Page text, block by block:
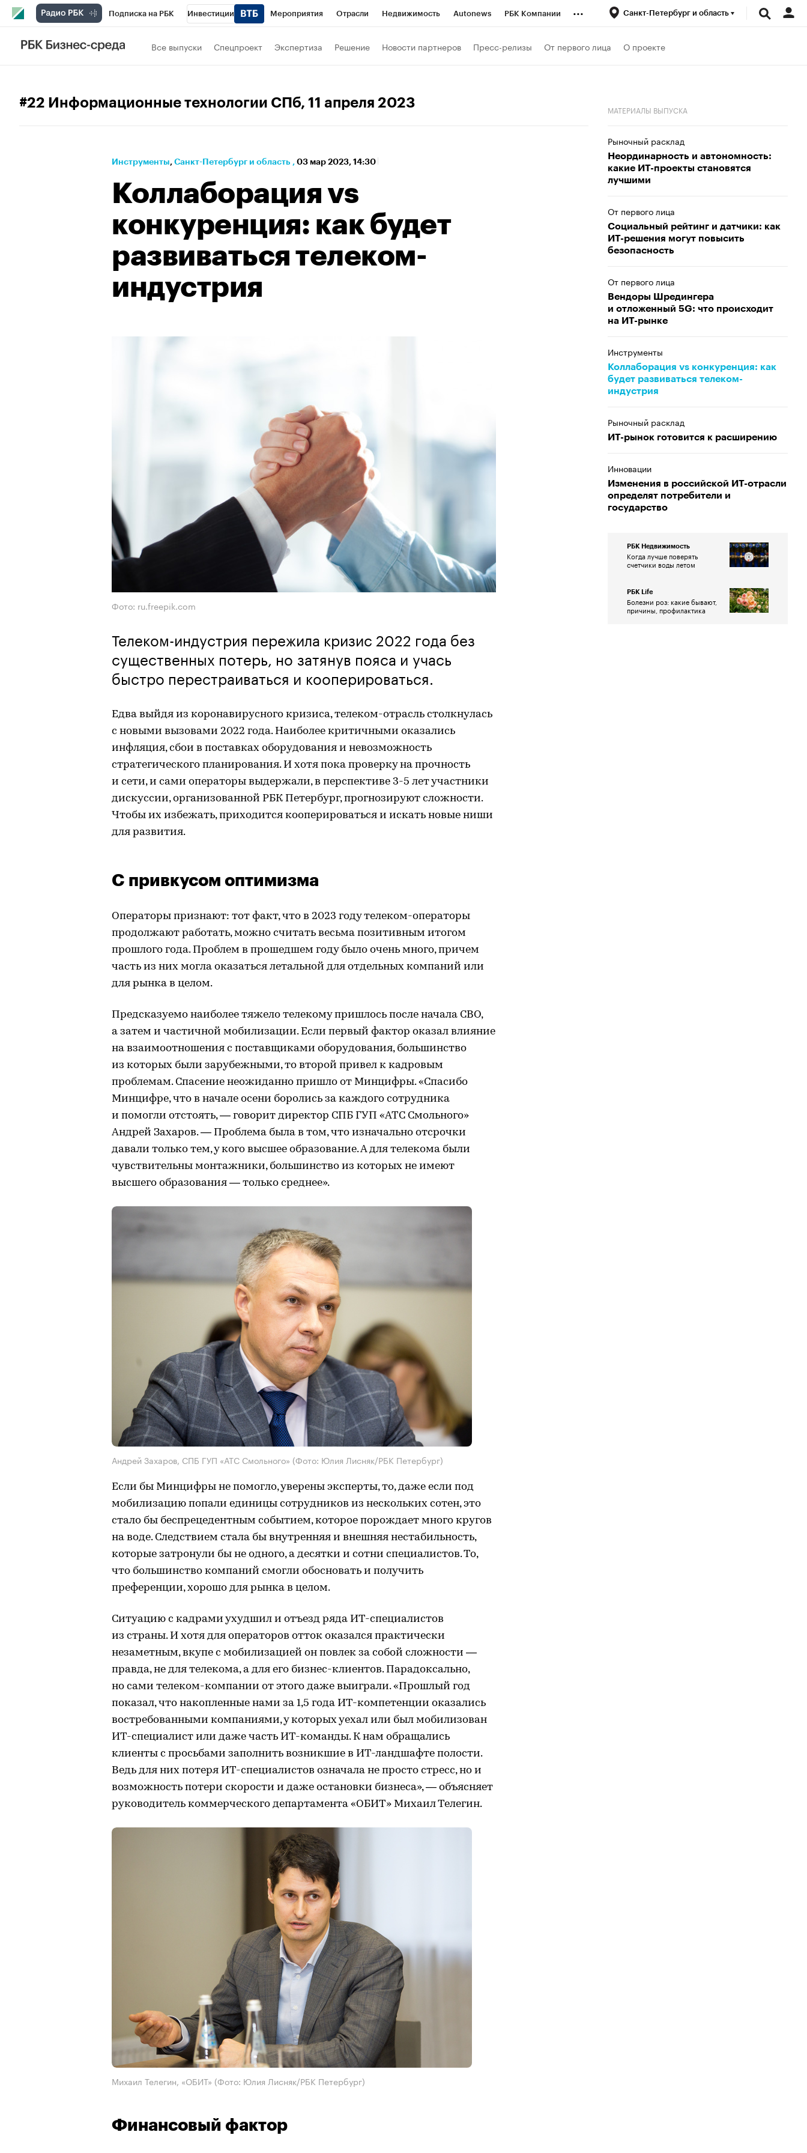
Подписка на РБК Инвестиции Мероприятия Отрасли Недвижимость Autonews РБК Компании
Телеканал
Франшизы
... Санкт-Петербург и область
Все выпуски Спецпроект Экспертиза Решение Новости партнеров Пресс-релизы От первого лица О проекте
#22 Информационные технологии СПб, 11 апреля 2023
Инструменты⁠, Санкт-Петербург и область , 03 мар 2023, 14:30
Коллаборация vs
конкуренция: как будет
развиваться телеком-
индустрия
Фото: ru.freepik.com
Телеком-индустрия пережила кризис 2022 года без
существенных потерь, но затянув пояса и учась
быстро перестраиваться и кооперироваться.
Едва выйдя из коронавирусного кризиса, телеком-отрасль столкнулась
с новыми вызовами 2022 года. Наиболее критичными оказались
инфляция, сбои в поставках оборудования и невозможность
стратегического планирования. И хотя пока проверку на прочность
и сети, и сами операторы выдержали, в перспективе 3-5 лет участники
дискуссии, организованной РБК Петербург, прогнозируют сложности.
Чтобы их избежать, приходится кооперироваться и искать новые ниши
для развития.
С привкусом оптимизма
Операторы признают: тот факт, что в 2023 году телеком-операторы
продолжают работать, можно считать весьма позитивным итогом
прошлого года. Проблем в прошедшем году было очень много, причем
часть из них могла оказаться летальной для отдельных компаний или
для рынка в целом.
Предсказуемо наиболее тяжело телекому пришлось после начала СВО,
а затем и частичной мобилизации. Если первый фактор оказал влияние
на взаимоотношения с поставщиками оборудования, большинство
из которых были зарубежными, то второй привел к кадровым
проблемам. Спасение неожиданно пришло от Минцифры. «Спасибо
Минцифре, что в начале осени боролись за каждого сотрудника
и помогли отстоять, — говорит директор СПБ ГУП «АТС Смольного»
Андрей Захаров. — Проблема была в том, что изначально отсрочки
давали только тем, у кого высшее образование. А для телекома были
чувствительны монтажники, большинство из которых не имеют
высшего образования — только среднее».
Андрей Захаров, СПБ ГУП «АТС Смольного» (Фото: Юлия Лисняк/РБК Петербург)
Если бы Минцифры не помогло, уверены эксперты, то, даже если под
мобилизацию попали единицы сотрудников из нескольких сотен, это
стало бы беспрецедентным событием, которое порождает много кругов
на воде. Следствием стала бы внутренняя и внешняя нестабильность,
которые затронули бы не одного, а десятки и сотни специалистов. То,
что большинство компаний смогли обосновать и получить
преференции, хорошо для рынка в целом.
Ситуацию с кадрами ухудшил и отъезд ряда ИТ-специалистов
из страны. И хотя для операторов отток оказался практически
незаметным, вкупе с мобилизацией он повлек за собой сложности —
правда, не для телекома, а для его бизнес-клиентов. Парадоксально,
но сами телеком-компании от этого даже выиграли. «Прошлый год
показал, что накопленные нами за 1,5 года ИТ-компетенции оказались
востребованными компаниями, у которых уехал или был мобилизован
ИТ-специалист или даже часть ИТ-команды. К нам обращались
клиенты с просьбами заполнить возникшие в ИТ-ландшафте полости.
Ведь для них потеря ИТ-специалистов означала не просто стресс, но и
возможность потери скорости и даже остановки бизнеса», — объясняет
руководитель коммерческого департамента «ОБИТ» Михаил Телегин.
Михаил Телегин, «ОБИТ» (Фото: Юлия Лисняк/РБК Петербург)
Финансовый фактор
МАТЕРИАЛЫ ВЫПУСКА
Рыночный расклад
Неординарность и автономность:
какие ИТ-проекты становятся
лучшими
От первого лица
Социальный рейтинг и датчики: как
ИТ-решения могут повысить
безопасность
От первого лица
Вендоры Шредингера
и отложенный 5G: что происходит
на ИТ-рынке
Инструменты
Коллаборация vs конкуренция: как
будет развиваться телеком-
индустрия
Рыночный расклад
ИТ-рынок готовится к расширению
Инновации
Изменения в российской ИТ-отрасли
определят потребители и
государство
РБК Недвижимость
Когда лучше поверять
счетчики воды летом
РБК Life
Болезни роз: какие бывают,
причины, профилактика